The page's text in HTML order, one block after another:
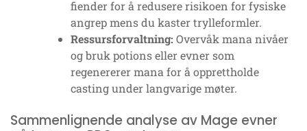
fiender for å redusere risikoen for fysiske
angrep mens du kaster trylleformler.
Ressursforvaltning: Overvåk mana nivåer
og bruk potions eller evner som
regenererer mana for å opprettholde
casting under langvarige møter.
Sammenlignende analyse av Mage evner